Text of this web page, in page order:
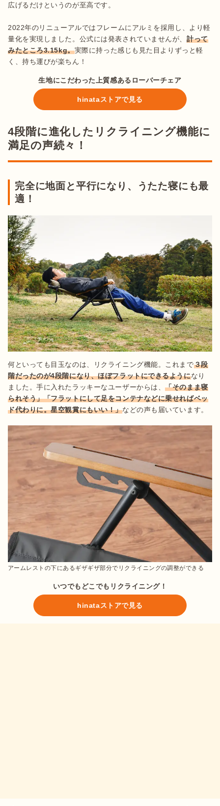
広げるだけというのが至高です。
2022年のリニューアルではフレームにアルミを採用し、より軽
量化を実現しました。公式には発表されていませんが、 計って
みたところ3.15kg。実際に持った感じも見た目よりずっと軽
く、持ち運びが楽ちん！
生地にこだわった上質感あるローバーチェア
hinataストアで見る
4段階に進化したリクライニング機能に
満足の声続々！
完全に地面と平行になり、うたた寝にも最
適！
何といっても目玉なのは、リクライニング機能。これまで３段
階だったのが4段階になり、ほぼフラットにできるようになり
ました。手に入れたラッキーなユーザーからは、「そのまま寝
られそう」「フラットにして足をコンテナなどに乗せればベッ
ド代わりに。星空観賞にもいい！」
アームレストの下にあるギザギザ部分でリクライニングの調整ができる
いつでもどこでもリクライニング！
hinataストアで見る